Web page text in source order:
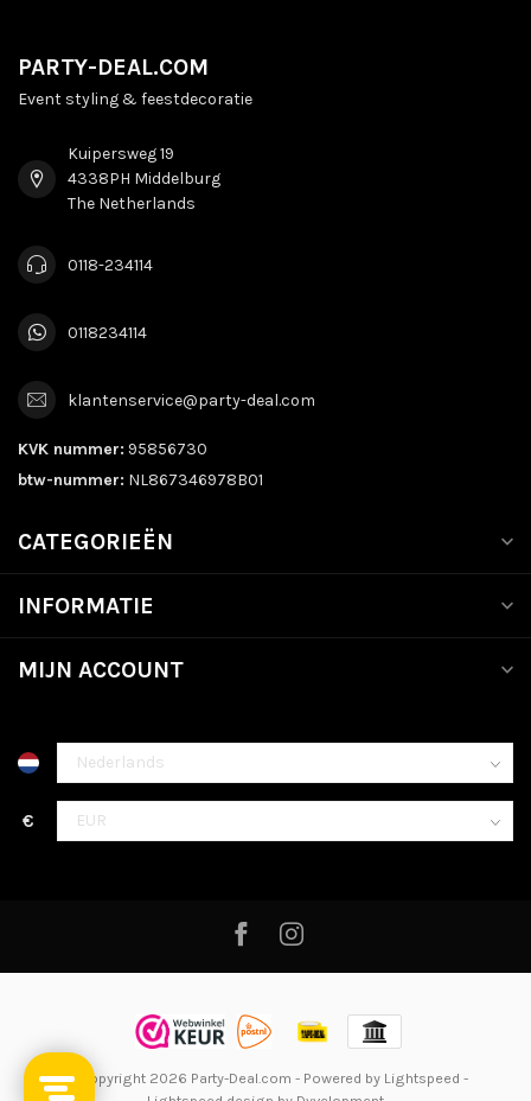
PARTY-DEAL.COM
Event styling & feestdecoratie
Kuipersweg 19
4338PH Middelburg
The Netherlands
0118-234114
0118234114
klantenservice@party-deal.com
KVK nummer: 95856730
btw-nummer: NL867346978B01
CATEGORIEËN
INFORMATIE
MIJN ACCOUNT
€
© Copyright 2026 Party-Deal.com - Powered by Lightspeed -